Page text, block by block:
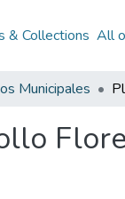
& Collections All
Municipales